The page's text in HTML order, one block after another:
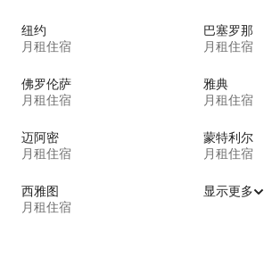
纽约
月租住宿
巴塞罗那
月租住宿
佛罗伦萨
月租住宿
雅典
月租住宿
迈阿密
月租住宿
蒙特利尔
月租住宿
西雅图
月租住宿
显示更多